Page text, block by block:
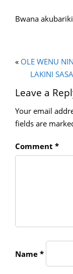
Bwana
« OLE WENU
LAKINI
Leave a
Your email
fields are
Comment *
Name *